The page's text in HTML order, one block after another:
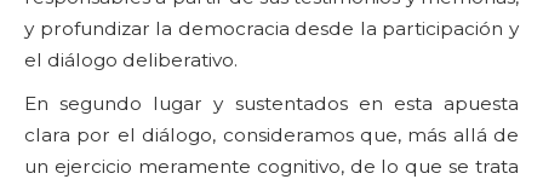
y profundizar la democracia desde la participación y
el diálogo deliberativo.
En segundo lugar y sustentados en esta apuesta
clara por el diálogo, consideramos que, más allá de
un ejercicio meramente cognitivo, de lo que se trata